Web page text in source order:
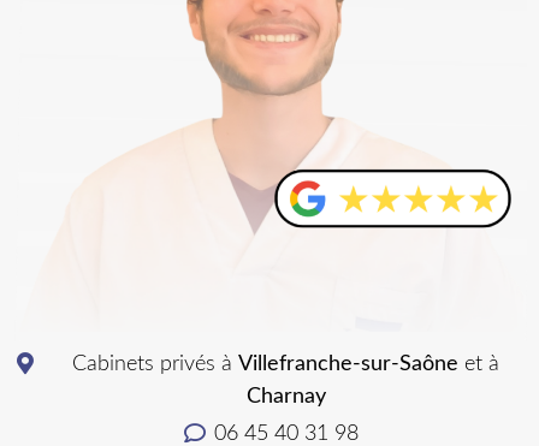
Cabinets privés àVillefranche-sur-Saône et à
Charnay
06 45 40 31 98